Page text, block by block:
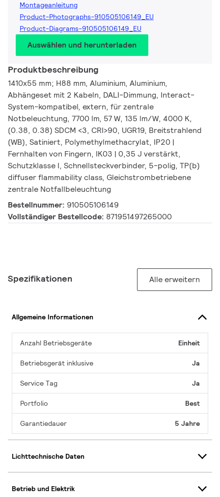
Montageanleitung
Product-Photographs-910505106149_EU
Product-Diagrams-910505106149_EU
Auswählen und herunterladen
Produktbeschreibung
1410x55 mm; H88 mm, Aluminium, Aluminium,
Abhängeset mit 2 Kabeln, DALI-Dimmung, Interact-
System-kompatibel, extern, für zentrale
Notbeleuchtung, 7700 lm, 57 W, 135 lm/W, 4000 K,
(0.38, 0.38) SDCM <3, CRI>90, UGR19, Breitstrahlend
(WB), Satiniert, Polymethylmethacrylat, IP20 |
Fernhalten von Fingern, IK03 | 0,35 J verstärkt,
Schutzklasse I, Schnellsteckverbinder, 5-polig, TP(b)
diffuser flammability class, Gleichstrombetriebene
zentrale Notfallbeleuchtung
Bestellnummer: 910505106149
Vollständiger Bestellcode: 871951497265000
Spezifikationen Alle erweitern
Allgemeine Informationen
Anzahl Betriebsgeräte Einheit
Betriebsgerät inklusive Ja
Service Tag Ja
Portfolio Best
Garantiedauer 5 Jahre
Lichttechnische Daten
Betrieb und Elektrik